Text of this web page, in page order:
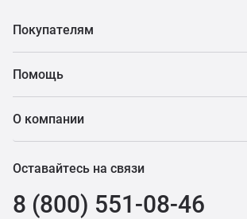
Покупателям
Помощь
О компании
Оставайтесь на связи
8 (800) 551-08-46